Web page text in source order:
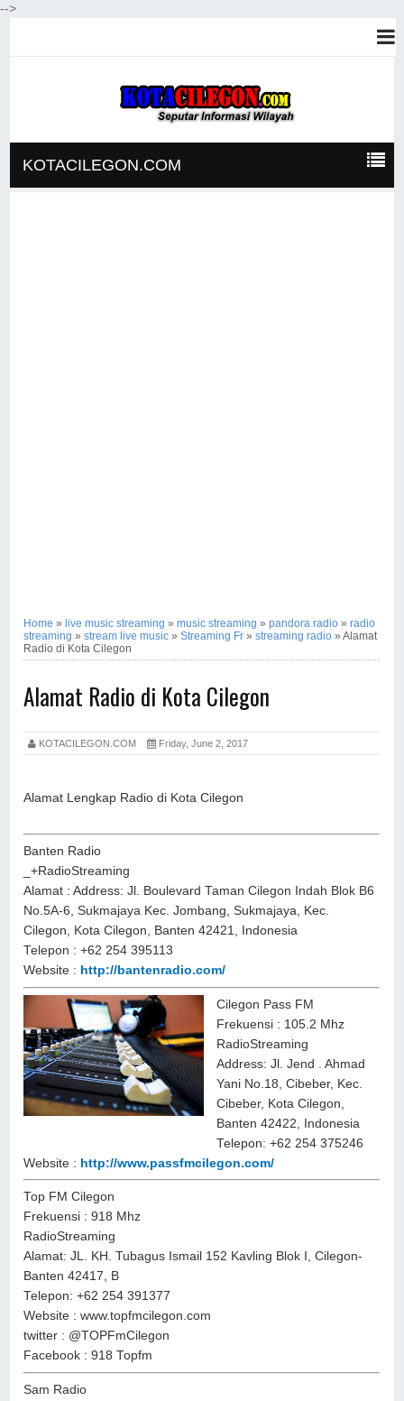
-->
KOTACILEGON.COM
Home » live music streaming »music streaming »pandora radio »radio
streaming »stream live music »Streaming Fr »streaming radio »Alamat
Radio di Kota Cilegon
Alamat Radio di Kota Cilegon
KOTACILEGON.COM Friday, June 2, 2017
Alamat Lengkap Radio di Kota Cilegon
Banten Radio
_+RadioStreaming
Alamat : Address: Jl. Boulevard Taman Cilegon Indah Blok B6
No.5A-6, Sukmajaya Kec. Jombang, Sukmajaya, Kec.
Cilegon, Kota Cilegon, Banten 42421, Indonesia
Telepon : +62 254 395113
Website : http://bantenradio.com/
Cilegon Pass FM
Frekuensi : 105.2 Mhz
RadioStreaming
Address: Jl. Jend . Ahmad
Yani No.18, Cibeber, Kec.
Cibeber, Kota Cilegon,
Banten 42422, Indonesia
Telepon: +62 254 375246
Website : http://www.passfmcilegon.com/
Top FM Cilegon
Frekuensi : 918 Mhz
RadioStreaming
Alamat: JL. KH. Tubagus Ismail 152 Kavling Blok I, Cilegon-
Banten 42417, B
Telepon: +62 254 391377
Website : www.topfmcilegon.com
twitter : @TOPFmCilegon
Facebook : 918 Topfm
Sam Radio